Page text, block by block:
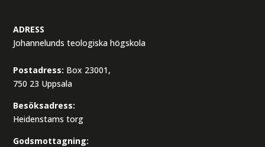
ADRESS
Johannelunds teologiska högskola
Postadress: Box 23001,
750 23 Uppsala
Besöksadress:
Heidenstams torg
Godsmottagning: